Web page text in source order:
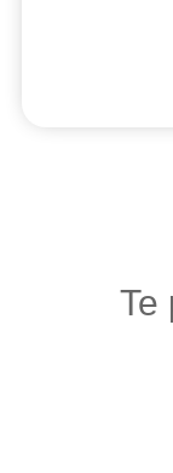
Te